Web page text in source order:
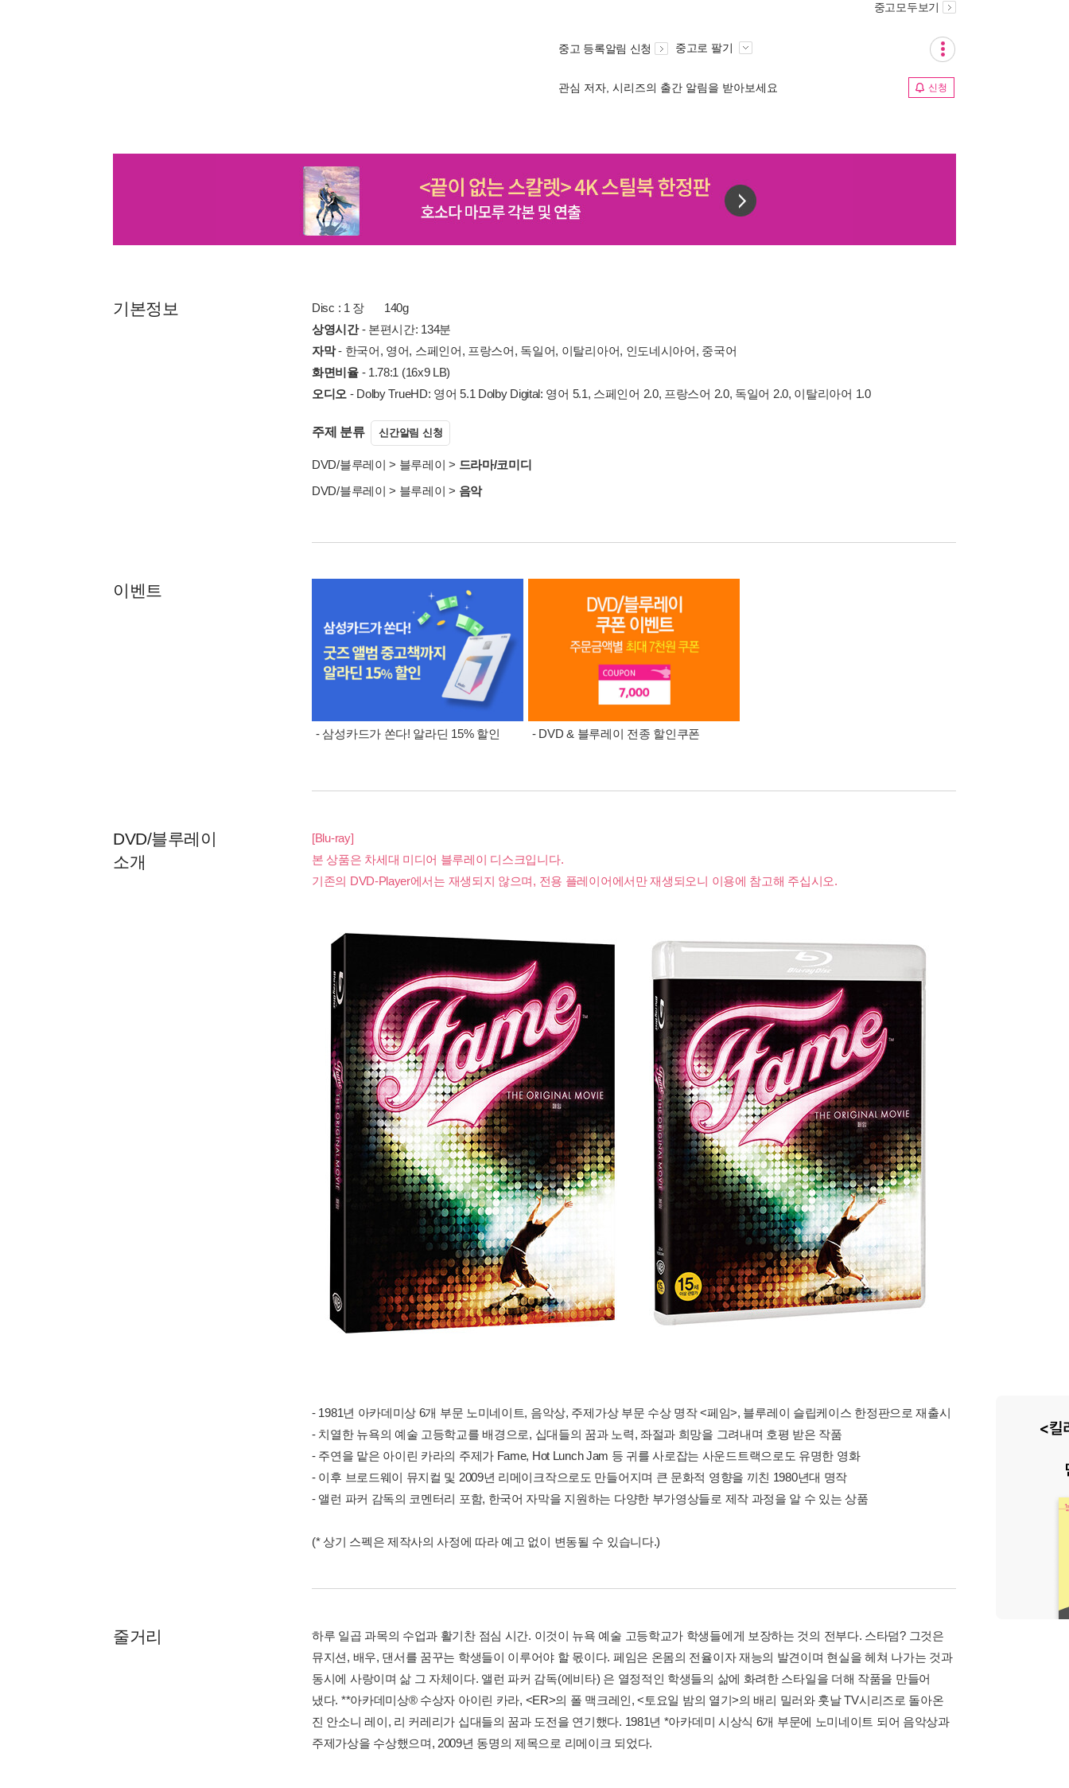
중고모두보기
중고 등록알림 신청 중고로 팔기
관심 저자, 시리즈의 출간 알림을 받아보세요 신청
기본정보 Disc : 1 장
140g
상영시간- 본편시간: 134분
자막- 한국어, 영어, 스페인어, 프랑스어, 독일어, 이탈리아어, 인도네시아어, 중국어
화면비율- 1.78:1 (16x9 LB)
오디오 - Dolby TrueHD: 영어 5.1 Dolby Digital: 영어 5.1, 스페인어 2.0, 프랑스어 2.0, 독일어 2.0, 이탈리아어 1.0
주제 분류 신간알림 신청
DVD/블루레이 > 블루레이 > 드라마/코미디
DVD/블루레이 > 블루레이 > 음악
이벤트
- 삼성카드가 쏜다! 알라딘 15% 할인 - DVD & 블루레이 전종 할인쿠폰
DVD/블루레이
소개
[Blu-ray]
본 상품은 차세대 미디어 블루레이 디스크입니다.
기존의 DVD-Player에서는 재생되지 않으며, 전용 플레이어에서만 재생되오니 이용에 참고해 주십시오.
- 1981년 아카데미상 6개 부문 노미네이트, 음악상, 주제가상 부문 수상 명작 <페임>, 블루레이 슬립케이스 한정판으로 재출시
- 치열한 뉴욕의 예술 고등학교를 배경으로, 십대들의 꿈과 노력, 좌절과 희망을 그려내며 호평 받은 작품
- 주연을 맡은 아이린 카라의 주제가 Fame, Hot Lunch Jam 등 귀를 사로잡는 사운드트랙으로도 유명한 영화
- 이후 브로드웨이 뮤지컬 및 2009년 리메이크작으로도 만들어지며 큰 문화적 영향을 끼친 1980년대 명작
- 앨런 파커 감독의 코멘터리 포함, 한국어 자막을 지원하는 다양한 부가영상들로 제작 과정을 알 수 있는 상품
(* 상기 스펙은 제작사의 사정에 따라 예고 없이 변동될 수 있습니다.)
줄거리
하루 일곱 과목의 수업과 활기찬 점심 시간. 이것이 뉴욕 예술 고등학교가 학생들에게 보장하는 것의 전부다. 스타덤? 그것은
뮤지션, 배우, 댄서를 꿈꾸는 학생들이 이루어야 할 몫이다. 페임은 온몸의 전율이자 재능의 발견이며 현실을 헤쳐 나가는 것과
동시에 사랑이며 삶 그 자체이다. 앨런 파커 감독(에비타) 은 열정적인 학생들의 삶에 화려한 스타일을 더해 작품을 만들어
냈다. **아카데미상® 수상자 아이린 카라, <ER>의 폴 맥크레인, <토요일 밤의 열기>의 배리 밀러와 훗날 TV시리즈로 돌아온
진 안소니 레이, 리 커레리가 십대들의 꿈과 도전을 연기했다. 1981년 *아카데미 시상식 6개 부문에 노미네이트 되어 음악상과
주제가상을 수상했으며, 2009년 동명의 제목으로 리메이크 되었다.